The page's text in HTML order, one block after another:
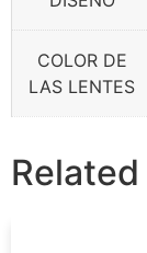
COLOR DE
LAS LENTES